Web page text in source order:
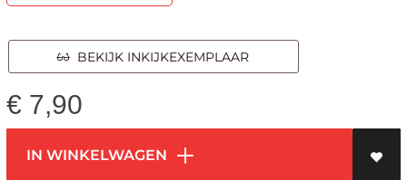
BEKIJK INKIJKEXEMPLAAR
€ 7,90
IN WINKELWAGEN